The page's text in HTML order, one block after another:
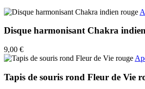
Disque harmonisant Chakra
9,00 €
Tapis de souris rond Fleur de Vie